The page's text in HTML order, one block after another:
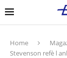
Home
Stevenson refè l